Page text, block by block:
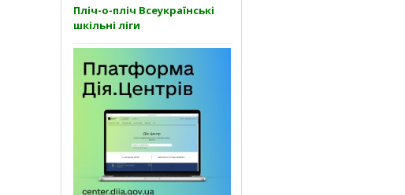
Пліч-о-пліч Всеукраїнські
шкільні ліги